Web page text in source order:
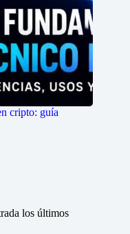
cripto: guía
los últimos